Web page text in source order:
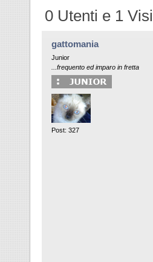
0 Utenti e 1
gattomania
Junior
...frequento ed imparo in fretta
Post: 327